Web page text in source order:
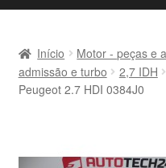
a
o
Carrinho
Início Motor - peças e
admissão e turbo
2,7 IDH
Peugeot 2.7 HDI 0384J0